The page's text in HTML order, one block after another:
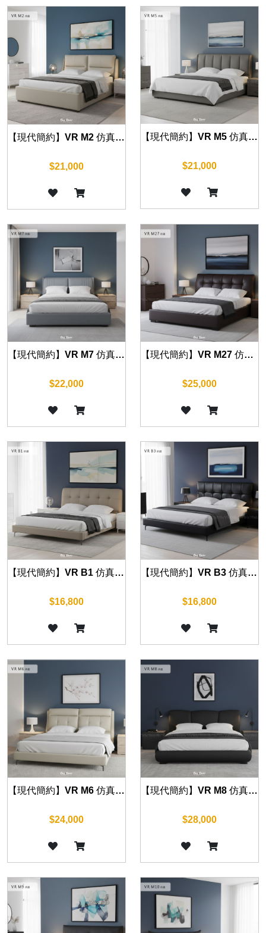
【現代簡約】VR M2 仿真皮床組 (五尺/六尺)
$21,000
【現代簡約】VR M5 仿真皮床組 (五尺/六尺)
$21,000
【現代簡約】VR M7 仿真皮床組 (五尺/六尺)
$22,000
【現代簡約】VR M27 仿真皮床組 (五尺/六尺)
$25,000
【現代簡約】VR B1 仿真皮床組 (五尺/六尺)
$16,800
【現代簡約】VR B3 仿真皮床組 (五尺/六尺)
$16,800
【現代簡約】VR M6 仿真皮床組 (五尺/六尺)
$24,000
【現代簡約】VR M8 仿真皮床組 (五尺/六尺)
$28,000